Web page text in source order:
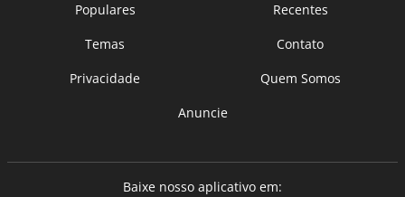
Populares
Recentes
Temas
Contato
Privacidade
Quem Somos
Anuncie
Baixe nosso aplicativo em: